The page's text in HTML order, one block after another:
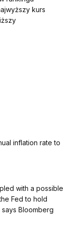
kurs
inflation rate to
with a possible
Fed to hold
Bloomberg